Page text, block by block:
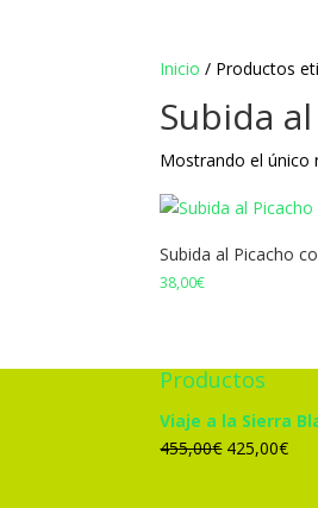
Inicio / Productos
Subida
Mostrando el único
Subida al Picacho
38,00€
Productos
Viaje a la Sierra
455,00€ El
425,00€El